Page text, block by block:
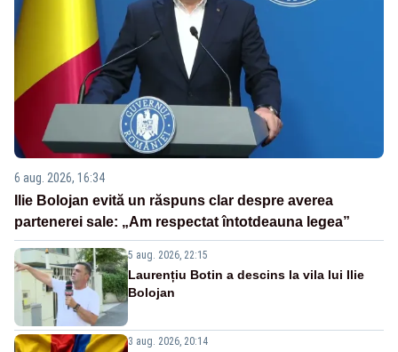
6 aug. 2026, 16:34
Ilie Bolojan evită un răspuns clar despre averea
partenerei sale: „Am respectat întotdeauna legea”
5 aug. 2026, 22:15
Laurențiu Botin a descins la vila lui Ilie
Bolojan
3 aug. 2026, 20:14